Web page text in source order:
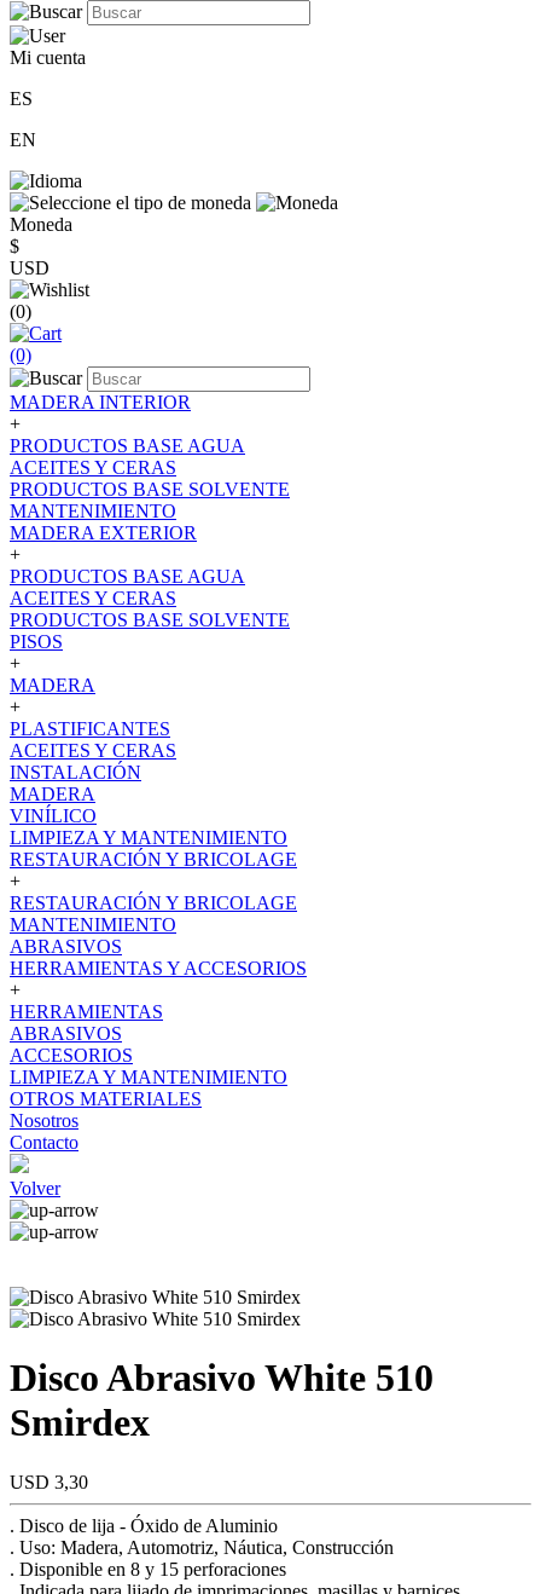
Mi cuenta
ES
EN
Moneda
$
USD
(0)
(0)
MADERA INTERIOR
+
PRODUCTOS BASE AGUA
ACEITES Y CERAS
PRODUCTOS BASE SOLVENTE
MANTENIMIENTO
MADERA EXTERIOR
+
PRODUCTOS BASE AGUA
ACEITES Y CERAS
PRODUCTOS BASE SOLVENTE
PISOS
+
MADERA
+
PLASTIFICANTES
ACEITES Y CERAS
INSTALACIÓN
MADERA
VINÍLICO
LIMPIEZA Y MANTENIMIENTO
RESTAURACIÓN Y BRICOLAGE
+
RESTAURACIÓN Y BRICOLAGE
MANTENIMIENTO
ABRASIVOS
HERRAMIENTAS Y ACCESORIOS
+
HERRAMIENTAS
ABRASIVOS
ACCESORIOS
LIMPIEZA Y MANTENIMIENTO
OTROS MATERIALES
Nosotros
Contacto
Volver
Disco Abrasivo White 510
Smirdex
USD 3,30
. Disco de lija - Óxido de Aluminio
. Uso: Madera, Automotriz, Náutica, Construcción
. Disponible en 8 y 15 perforaciones